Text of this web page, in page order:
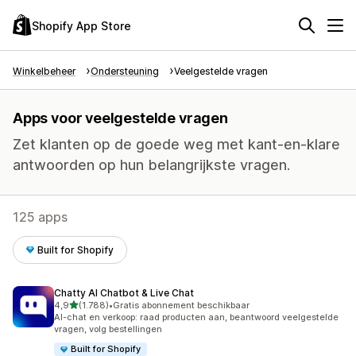
Shopify App Store
Winkelbeheer Ondersteuning Veelgestelde vragen
Apps voor veelgestelde vragen
Zet klanten op de goede weg met kant-en-klare
antwoorden op hun belangrijkste vragen.
125 apps
Built for Shopify
Chatty AI Chatbot & Live Chat
4,9van 5 sterren
(1.788)
1788 recensies in totaal
•Gratis abonnement beschikbaar
AI-chat en verkoop: raad producten aan, beantwoord veelgestelde
vragen, volg bestellingen
Built for Shopify